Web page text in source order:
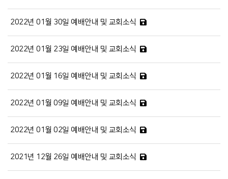
2022년 01월 30일 예배안내 및 교회소식
2022년 01월 23일 예배안내 및 교회소식
2022년 01월 16일 예배안내 및 교회소식
2022년 01월 09일 예배안내 및 교회소식
2022년 01월 02일 예배안내 및 교회소식
2021년 12월 26일 예배안내 및 교회소식